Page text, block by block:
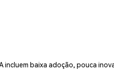
baixa adoção, pouca